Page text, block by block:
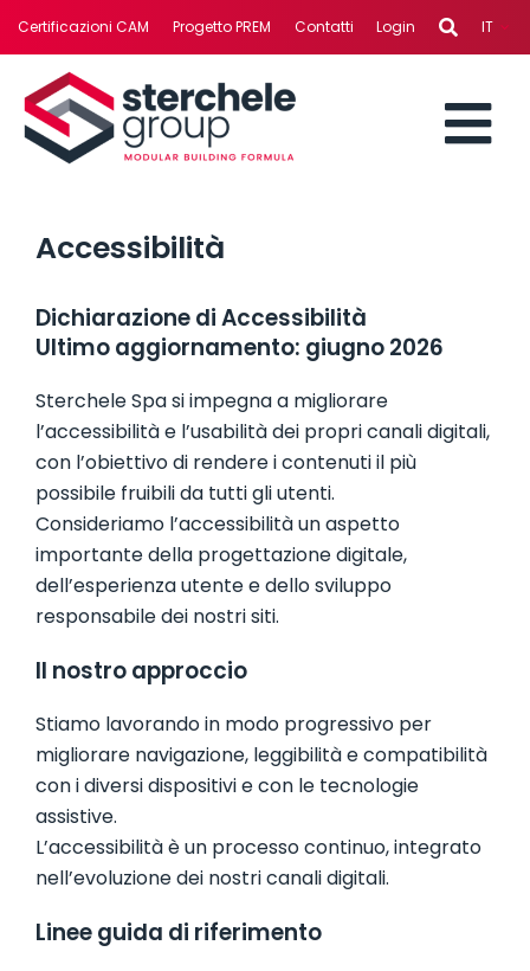
contenuto
Certificazioni CAM Progetto PREM Contatti Login IT
REALIZZAZIONI
SISTEMI COSTRUTTIVI
Accessibilità
Dichiarazione di Accessibilità
Ultimo aggiornamento: giugno 2026
Sterchele Spa si impegna a migliorare
l’accessibilità e l’usabilità dei propri canali digitali,
con l’obiettivo di rendere i contenuti il più
possibile fruibili da tutti gli utenti.
Consideriamo l’accessibilità un aspetto
importante della progettazione digitale,
dell’esperienza utente e dello sviluppo
responsabile dei nostri siti.
Il nostro approccio
Stiamo lavorando in modo progressivo per
migliorare navigazione, leggibilità e compatibilità
con i diversi dispositivi e con le tecnologie
assistive.
L’accessibilità è un processo continuo, integrato
nell’evoluzione dei nostri canali digitali.
Linee guida di riferimento